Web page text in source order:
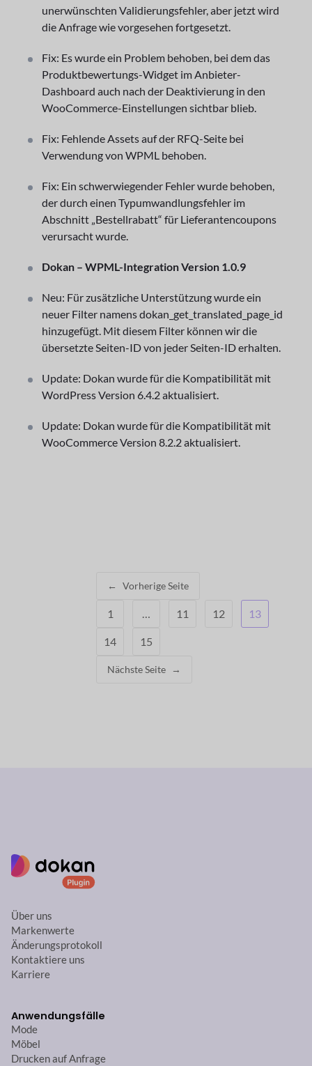
unerwünschten Validierungsfehler, aber jetzt wird
die Anfrage wie vorgesehen fortgesetzt.
Fix: Es wurde ein Problem behoben, bei dem das
Produktbewertungs-Widget im Anbieter-
Dashboard auch nach der Deaktivierung in den
WooCommerce-Einstellungen sichtbar blieb.
Fix: Fehlende Assets auf der RFQ-Seite bei
Verwendung von WPML behoben.
Fix: Ein schwerwiegender Fehler wurde behoben,
der durch einen Typumwandlungsfehler im
Abschnitt „Bestellrabatt“ für Lieferantencoupons
verursacht wurde.
Dokan – WPML-Integration Version 1.0.9
Neu: Für zusätzliche Unterstützung wurde ein
neuer Filter namens dokan_get_translated_page_id
hinzugefügt. Mit diesem Filter können wir die
übersetzte Seiten-ID von jeder Seiten-ID erhalten.
Update: Dokan wurde für die Kompatibilität mit
WordPress Version 6.4.2 aktualisiert.
Update: Dokan wurde für die Kompatibilität mit
WooCommerce Version 8.2.2 aktualisiert.
← Vorherige Seite
1 … 11 12 13
14 15
Nächste Seite →
Über uns
Markenwerte
Änderungsprotokoll
Kontaktiere uns
Karriere
Anwendungsfälle
Mode
Möbel
Drucken auf Anfrage